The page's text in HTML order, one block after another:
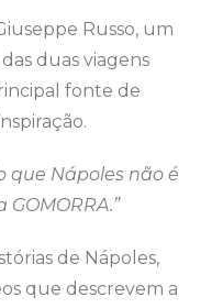
Russo, um
duas viagens
fonte de
que Nápoles não é
de Nápoles,
que descrevem a